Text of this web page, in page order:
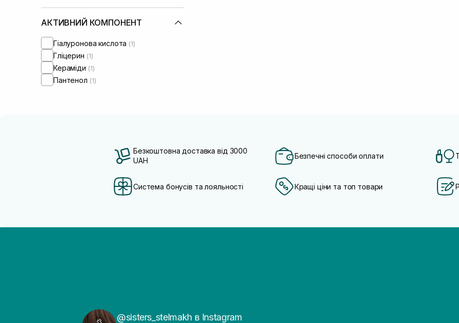
АКТИВНИЙ КОМПОНЕНТ
Гіалуронова кислота (1)
Гліцерин (1)
Кераміди (1)
Пантенол (1)
Безкоштовна доставка від 3000
UAH
Безпечні способи оплати
Система бонусів та лояльності Кращі ціни та топ товари
@sisters_stelmakh в Instagram